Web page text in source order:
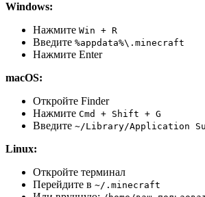
Windows:
Нажмите Win + R
Введите %appdata%\.minecraft
Нажмите Enter
macOS:
Откройте Finder
Нажмите Cmd + Shift + G
Введите ~/Library/Application
Linux:
Откройте терминал
Перейдите в ~/.minecraft